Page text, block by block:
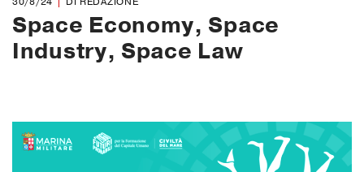
Space Economy, Space
Industry, Space Law